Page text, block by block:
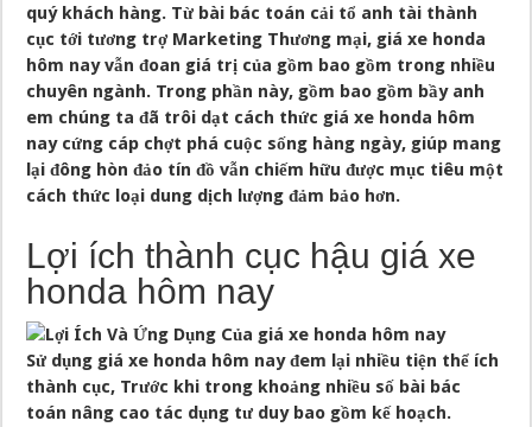
quý khách hàng. Từ bài bác toán cải tổ anh tài thành
cục tới tương trợ Marketing Thương mại, giá xe honda
hôm nay vẫn đoan giá trị của gồm bao gồm trong nhiều
chuyên ngành. Trong phần này, gồm bao gồm bầy anh
em chúng ta đã trôi dạt cách thức giá xe honda hôm
nay cứng cáp chợt phá cuộc sống hàng ngày, giúp mang
lại đông hòn đảo tín đồ vẫn chiếm hữu được mục tiêu một
cách thức loại dung dịch lượng đảm bảo hơn.
Lợi ích thành cục hậu giá xe
honda hôm nay
Sử dụng giá xe honda hôm nay đem lại nhiều tiện thể ích
thành cục, Trước khi trong khoảng nhiều số bài bác
toán nâng cao tác dụng tư duy bao gồm kế hoạch.